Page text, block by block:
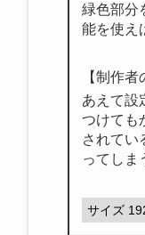
緑色部分
能を使え
【制作者
あえて設
つけても
されてい
ってしま
サイズ